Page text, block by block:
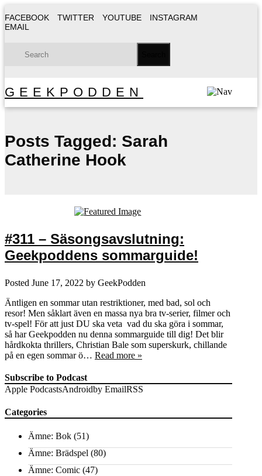
FACEBOOK TWITTER YOUTUBE
INSTAGRAM
EMAIL
GEEKPODDEN
Posts Tagged: Sarah
Catherine Hook
#311 – Säsongsavslutning:
Geekpoddens sommarguide!
Posted June 17, 2022 by GeekPodden
Äntligen en sommar utan restriktioner, med bad, sol och
resor! Men såklart även en massa nya bra tv-serier, filmer och
tv-spel! För att just DU ska veta vad du ska göra i sommar,
så har Geekpodden nu denna sommarguide till dig! Det blir
hårdkokta thrillers, Christian Bale som superskurk, chillande
på en egen sommar ö… Read more »
Subscribe to Podcast
Apple PodcastsAndroidby EmailRSS
Categories
Ämne: Bok (51)
Ämne: Brädspel (80)
Ämne: Comic (47)